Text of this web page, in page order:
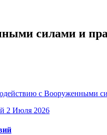
силами и
с Вооруженными
2 Июля 2026